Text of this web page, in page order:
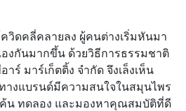
ดคลี่คลายลง ผู้คนต่างเริ่มหันมา
งกันมากขึ้น ด้วยวิธีการธรรมชาติ
ร์ มาร์เก็ตติ้ง จำกัด จึงเล็งเห็น
งแบรนด์มีความสนใจในสมุนไพร
ค้น ทดลอง และมองหาคุณสมบัติที่ดี